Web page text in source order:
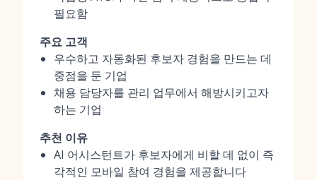
필요함
주요 고객
우수하고 자동화된 후보자 경험을 만드는 데
중점을 둔 기업
채용 담당자를 관리 업무에서 해방시키고자
하는 기업
추천 이유
AI 어시스턴트가 후보자에게 비할 데 없이 즉
각적인 모바일 참여 경험을 제공합니다